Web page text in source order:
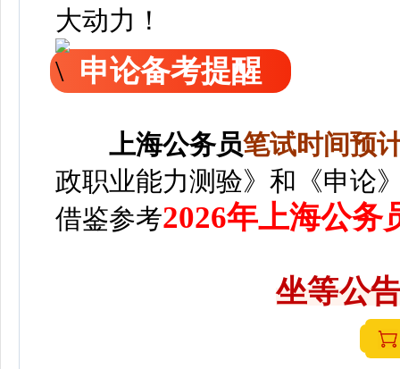
大动力！
申论备考提醒
上海公务员笔试时间预
政职业能力测验》和《申论
借鉴参考2026年上海公务
坐等公